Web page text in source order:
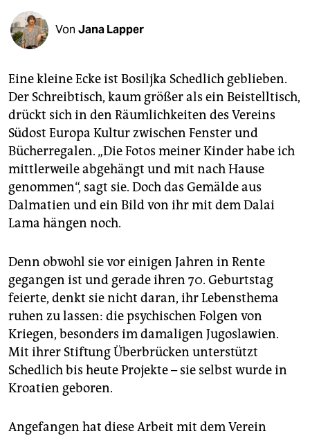
fragen & hilfe
abo
genossenschaft
epaper login
Von Jana Lapper
Eine kleine Ecke ist Bo­siljka Schedlich geblieben.
Der Schreibtisch, kaum größer als ein Beistelltisch,
drückt sich in den Räumlichkeiten des Vereins
Südost Europa Kultur zwischen Fenster und
Bücherregalen. „Die Fotos meiner Kinder habe ich
mittlerweile abgehängt und mit nach Hause
genommen“, sagt sie. Doch das Gemälde aus
Dalmatien und ein Bild von ihr mit dem Dalai
Lama hängen noch.
Denn obwohl sie vor einigen Jahren in Rente
gegangen ist und gerade ihren 70. Geburtstag
feierte, denkt sie nicht daran, ihr Lebensthema
ruhen zu lassen: die psychischen Folgen von
Kriegen, besonders im damaligen Jugoslawien.
Mit ihrer Stiftung Überbrücken unterstützt
Schedlich bis heute Projekte – sie selbst wurde in
Kroatien geboren.
Angefangen hat diese Arbeit mit dem Verein